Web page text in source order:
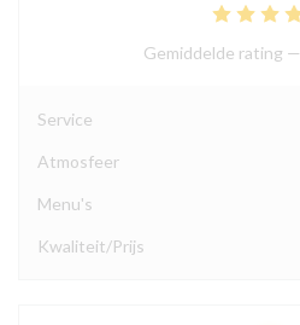
Gemiddelde rating —
Service
Atmosfeer
Menu's
Kwaliteit/Prijs